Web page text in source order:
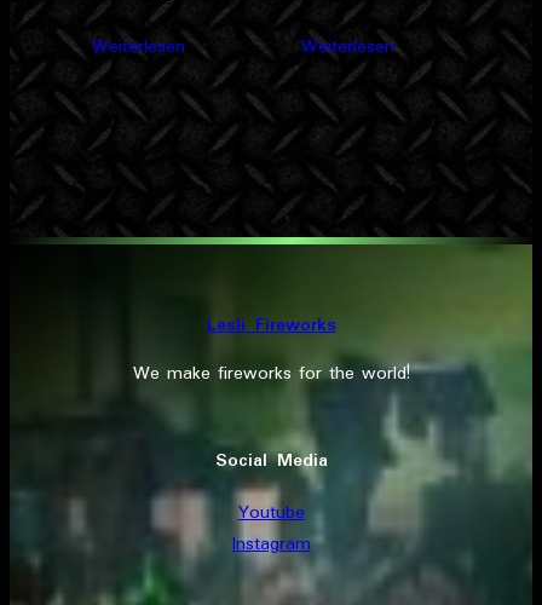
Weiterlesen Weiterlesen
Lesli Fireworks
We make fireworks for the world!
Social Media
Youtube
Instagram